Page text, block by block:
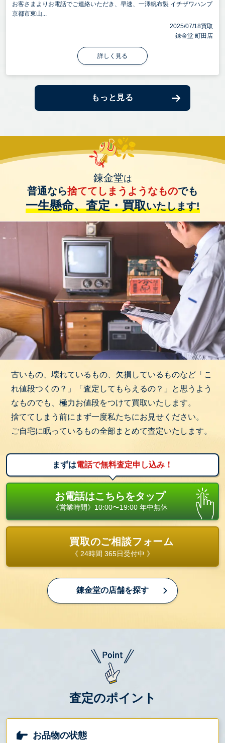
お客さまよりお電話でご連絡いただき、早速、一澤帆布製 イチザワハンプ
京都市東山...
2025/07/18買取
錬金堂 町田店
詳しく見る
もっと見る
錬金堂は
普通なら捨ててしまうようなものでも
一生懸命、査定・買取いたします!
古いもの、壊れているもの、欠損しているものなど「こ
れ値段つくの？」「査定してもらえるの？」と思うよう
なものでも、極力お値段をつけて買取いたします。
捨ててしまう前にまず一度私たちにお見せください。
ご自宅に眠っているもの全部まとめて査定いたします。
まずは電話で無料査定申し込み！
お電話はこちらをタップ
《営業時間》10:00〜19:00 年中無休
買取のご相談フォーム
《 24時間 365日受付中 》
錬金堂の店舗を探す
査定のポイント
お品物の状態